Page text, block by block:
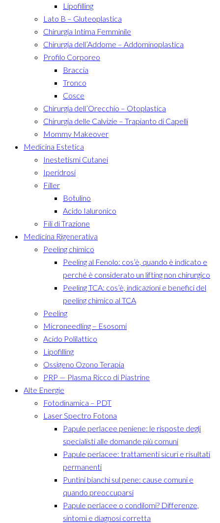
Lipofilling
Lato B – Gluteoplastica
Chirurgia Intima Femminile
Chirurgia dell’Addome – Addominoplastica
Profilo Corporeo
Braccia
Tronco
Cosce
Chirurgia dell’Orecchio – Otoplastica
Chirurgia delle Calvizie – Trapianto di Capelli
Mommy Makeover
Medicina Estetica
Inestetismi Cutanei
Iperidrosi
Filler
Botulino
Acido Ialuronico
Fili di Trazione
Medicina Rigenerativa
Peeling chimico
Peeling al Fenolo: cos’è, quando è indicato e
perché è considerato un lifting non chirurgico
Peeling TCA: cos’è, indicazioni e benefici del
peeling chimico al TCA
Peeling
Microneedling – Esosomi
Acido Polilattico
Lipofilling
Ossigeno Ozono Terapia
PRP — Plasma Ricco di Piastrine
Alte Energie
Fotodinamica – PDT
Laser Spectro Fotona
Papule perlacee peniene: le risposte degli
specialisti alle domande più comuni
Papule perlacee: trattamenti sicuri e risultati
permanenti
Puntini bianchi sul pene: cause comuni e
quando preoccuparsi
Papule perlacee o condilomi? Differenze,
sintomi e diagnosi corretta